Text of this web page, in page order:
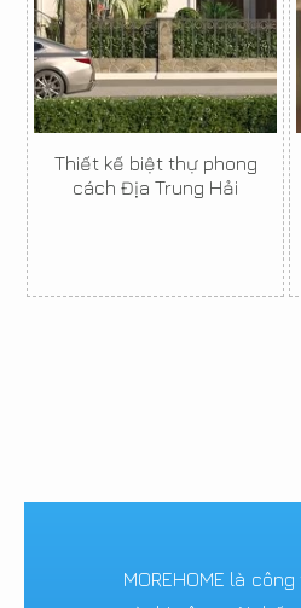
Thiết kế biệt thự phong
cách Địa Trung Hải
MOREHOME là